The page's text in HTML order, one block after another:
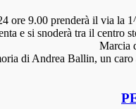
ore 9.00 prenderà il via
e si snoderà tra il centro
Marcia
di Andrea Ballin, un